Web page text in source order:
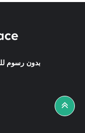
بدون رسوم